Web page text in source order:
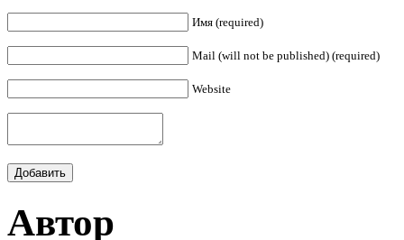
Имя (required)
Mail (will not be published) (required)
Website
Автор